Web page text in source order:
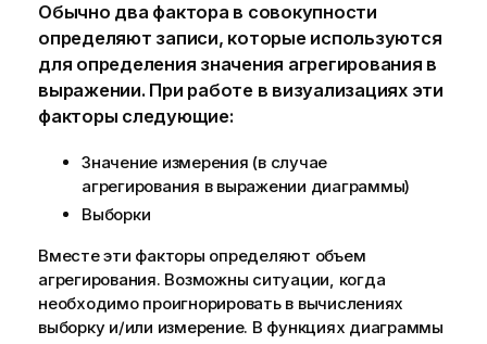
Обычно два фактора в совокупности
определяют записи, которые используются
для определения значения агрегирования в
выражении. При работе в визуализациях эти
факторы следующие:
Значение измерения (в случае
агрегирования в выражении диаграммы)
Выборки
Вместе эти факторы определяют объем
агрегирования. Возможны ситуации, когда
необходимо проигнорировать в вычислениях
выборку и/или измерение. В функциях диаграммы